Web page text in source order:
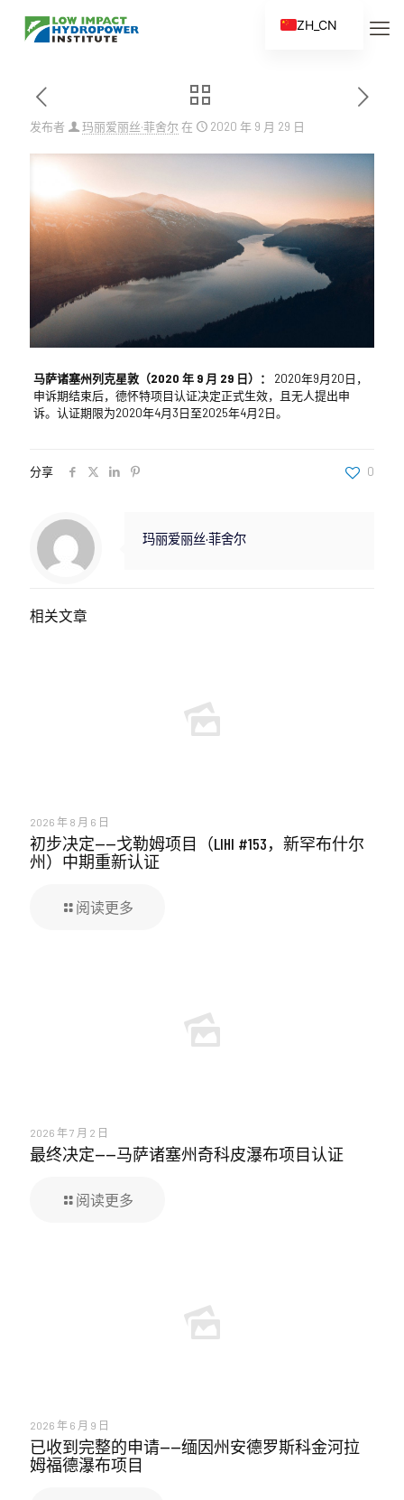
发布者 玛丽爱丽丝·菲舍尔 在 2020 年 9 月 29 日
马萨诸塞州列克星敦（2020 年 9 月 29 日）： 2020年9月20日，
申诉期结束后，德怀特项目认证决定正式生效，且无人提出申
诉。认证期限为2020年4月3日至2025年4月2日。
分享 0
玛丽爱丽丝·菲舍尔
相关文章
2026 年 8 月 6 日
初步决定——戈勒姆项目（LIHI #153，新罕布什尔
州）中期重新认证
阅读更多
2026 年 7 月 2 日
最终决定——马萨诸塞州奇科皮瀑布项目认证
阅读更多
2026 年 6 月 9 日
已收到完整的申请——缅因州安德罗斯科金河拉
姆福德瀑布项目
ZH_CN